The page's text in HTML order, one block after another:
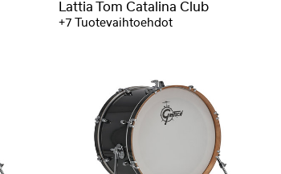
Lattia Tom Catalina Club
+7 Tuotevaihtoehdot